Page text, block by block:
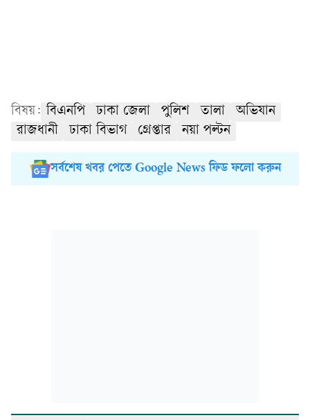
বিষয়: বিএনপি ঢাকা জেলা পুলিশ তালা
অভিযান
রাজধানী
ঢাকা বিভাগ গ্রেপ্তার নয়া পল্টন
সর্বশেষ খবর পেতে Google News ফিড ফলো করুন